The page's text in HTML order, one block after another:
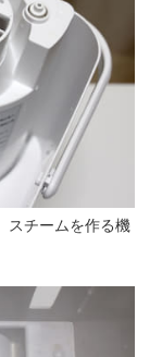
スチームを作る機